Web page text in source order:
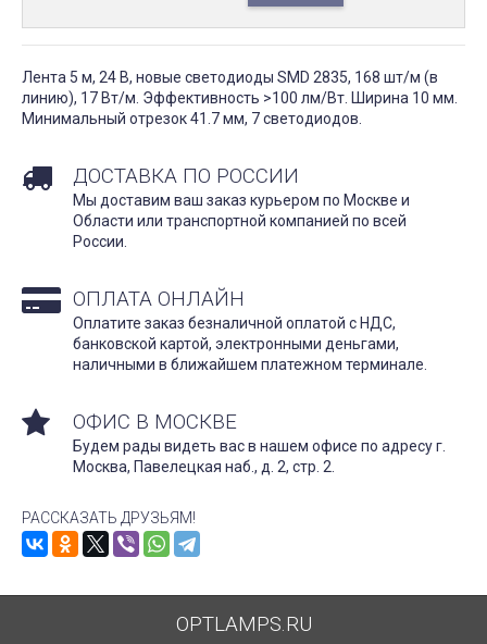
Лента 5 м, 24 В, новые светодиоды SMD 2835, 168 шт/м (в
линию), 17 Вт/м. Эффективность >100 лм/Вт. Ширина 10 мм.
Минимальный отрезок 41.7 мм, 7 светодиодов.
ДОСТАВКА ПО РОССИИ
Мы доставим ваш заказ курьером по Москве и
Области или транспортной компанией по всей
России.
ОПЛАТА ОНЛАЙН
Оплатите заказ безналичной оплатой с НДС,
банковской картой, электронными деньгами,
наличными в ближайшем платежном терминале.
ОФИС В МОСКВЕ
Будем рады видеть вас в нашем офисе по адресу г.
Москва, Павелецкая наб., д. 2, стр. 2.
РАССКАЗАТЬ ДРУЗЬЯМ!
OPTLAMPS.RU